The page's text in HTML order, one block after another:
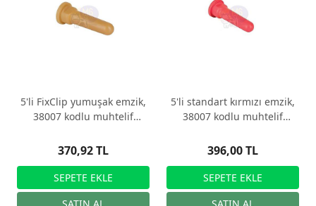
5'li FixClip yumuşak emzik,
38007 kodlu muhtelif
için
370,92 TL
5'li standart kırmızı emzik,
38007 kodlu muhtelif
için
396,00 TL